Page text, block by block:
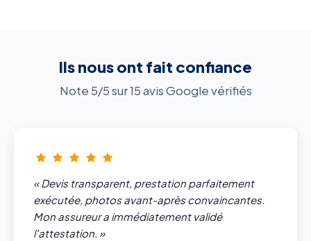
Ils nous ont fait confiance
Note 5/5 sur 15 avis Google vérifiés
« Devis transparent, prestation parfaitement
exécutée, photos avant-après convaincantes.
Mon assureur a immédiatement validé
l'attestation. »